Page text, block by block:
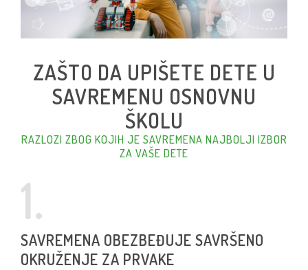
ZAŠTO DA UPIŠETE DETE U
SAVREMENU OSNOVNU
ŠKOLU
RAZLOZI ZBOG KOJIH JE SAVREMENA NAJBOLJI IZBOR
ZA VAŠE DETE
1.
SAVREMENA OBEZBEĐUJE SAVRŠENO
OKRUŽENJE ZA PRVAKE